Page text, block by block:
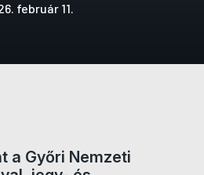
február 11.
a Győri Nemzeti